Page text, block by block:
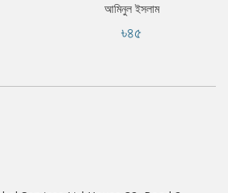
আমিনুল ইসলাম
৳৪৫